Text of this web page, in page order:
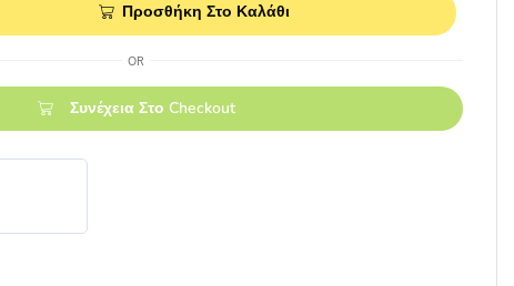
Προσθήκη Στο Καλάθι
OR
Συνέχεια Στο Checkout